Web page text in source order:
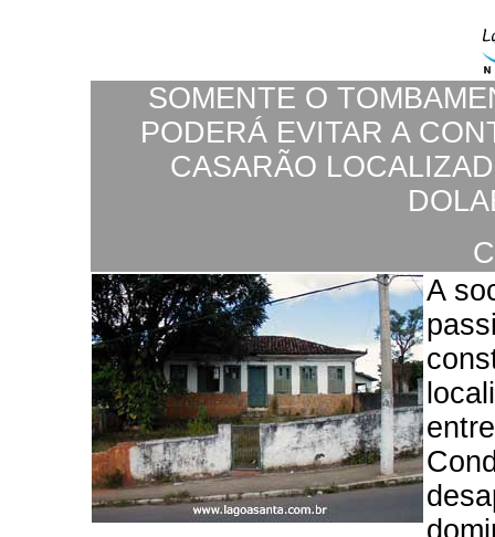
SOMENTE O
PODERÁ EVITAR A
CASARÃO
A